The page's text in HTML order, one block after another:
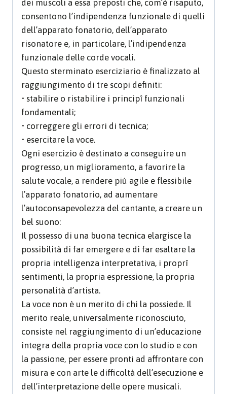
dei muscoli a essa preposti che, com’è risaputo,
consentono l’indipendenza funzionale di quelli
dell’apparato fonatorio, dell’apparato
risonatore e, in particolare, l’indipendenza
funzionale delle corde vocali.
Questo sterminato eserciziario è finalizzato al
raggiungimento di tre scopi definiti:
• stabilire o ristabilire i principî funzionali
fondamentali;
• correggere gli errori di tecnica;
• esercitare la voce.
Ogni esercizio è destinato a conseguire un
progresso, un miglioramento, a favorire la
salute vocale, a rendere piú agile e flessibile
l’apparato fonatorio, ad aumentare
l’autoconsapevolezza del cantante, a creare un
bel suono:
Il possesso di una buona tecnica elargisce la
possibilità di far emergere e di far esaltare la
propria intelligenza interpretativa, i proprî
sentimenti, la propria espressione, la propria
personalità d’artista.
La voce non è un merito di chi la possiede. Il
merito reale, universalmente riconosciuto,
consiste nel raggiungimento di un’educazione
integra della propria voce con lo studio e con
la passione, per essere pronti ad affrontare con
misura e con arte le difficoltà dell’esecuzione e
dell’interpretazione delle opere musicali.